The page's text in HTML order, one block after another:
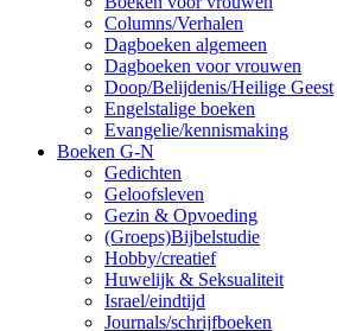
Columns/Verhalen
Dagboeken algemeen
Dagboeken voor vrouwen
Doop/Belijdenis/Heilige Geest
Engelstalige boeken
Evangelie/kennismaking
Boeken G-N
Gedichten
Geloofsleven
Gezin & Opvoeding
(Groeps)Bijbelstudie
Hobby/creatief
Huwelijk & Seksualiteit
Israel/eindtijd
Journals/schrijfboeken